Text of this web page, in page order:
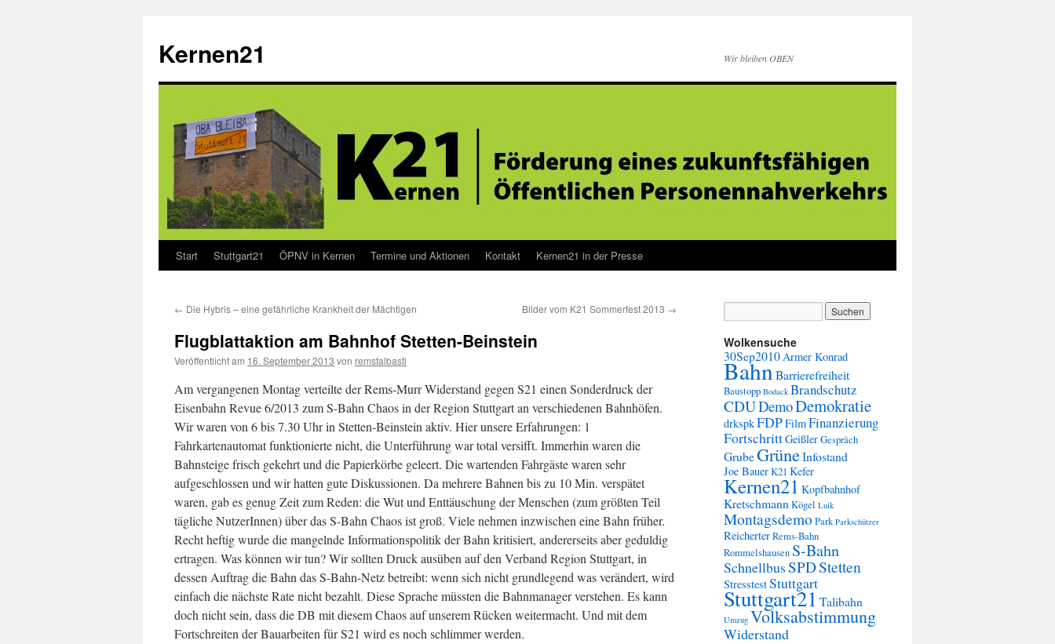
springen
Kernen21 Wir bleiben OBEN
Start Stuttgart21 ÖPNV in Kernen Termine und Aktionen Kontakt Kernen21 in der Presse
← Die Hybris – eine gefährliche Krankheit der Mächtigen Bilder vom K21 Sommerfest 2013 →
Flugblattaktion am Bahnhof Stetten-Beinstein
Veröffentlicht am 16. September 2013 von remstalbasti
Am vergangenen Montag verteilte der Rems-Murr Widerstand gegen S21 einen Sonderdruck der
Eisenbahn Revue 6/2013 zum S-Bahn Chaos in der Region Stuttgart an verschiedenen Bahnhöfen.
Wir waren von 6 bis 7.30 Uhr in Stetten-Beinstein aktiv. Hier unsere Erfahrungen: 1
Fahrkartenautomat funktionierte nicht, die Unterführung war total versifft. Immerhin waren die
Bahnsteige frisch gekehrt und die Papierkörbe geleert. Die wartenden Fahrgäste waren sehr
aufgeschlossen und wir hatten gute Diskussionen. Da mehrere Bahnen bis zu 10 Min. verspätet
waren, gab es genug Zeit zum Reden: die Wut und Enttäuschung der Menschen (zum größten Teil
tägliche NutzerInnen) über das S-Bahn Chaos ist groß. Viele nehmen inzwischen eine Bahn früher.
Recht heftig wurde die mangelnde Informationspolitik der Bahn kritisiert, andererseits aber geduldig
ertragen. Was können wir tun? Wir sollten Druck ausüben auf den Verband Region Stuttgart, in
dessen Auftrag die Bahn das S-Bahn-Netz betreibt: wenn sich nicht grundlegend was verändert, wird
einfach die nächste Rate nicht bezahlt. Diese Sprache müssten die Bahnmanager verstehen. Es kann
doch nicht sein, dass die DB mit diesem Chaos auf unserem Rücken weitermacht. Und mit dem
Fortschreiten der Bauarbeiten für S21 wird es noch schlimmer werden.
Wolkensuche
30Sep2010Armer Konrad
BahnBarrierefreiheit
Baustopp Bodack Brandschutz
CDUDemoDemokratie
drkspkFDPFilmFinanzierung
FortschrittGeißlerGespräch
GrubeGrüneInfostand
Joe BauerK21 Kefer
Kernen21 Kopfbahnhof
Kretschmann Kögel Luik
Montagsdemo Park Parkschützer
ReicherterRems-Bahn
Rommelshausen S-Bahn
SchnellbusSPDStetten
StresstestStuttgart
Stuttgart21 Talibahn
Umzug Volksabstimmung
Widerstand